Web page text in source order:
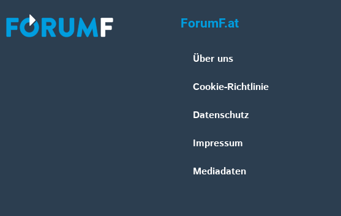
ForumF.at
Über uns
Cookie-Richtlinie
Datenschutz
Impressum
Mediadaten